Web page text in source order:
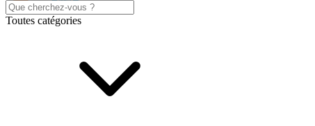
Toutes catégories